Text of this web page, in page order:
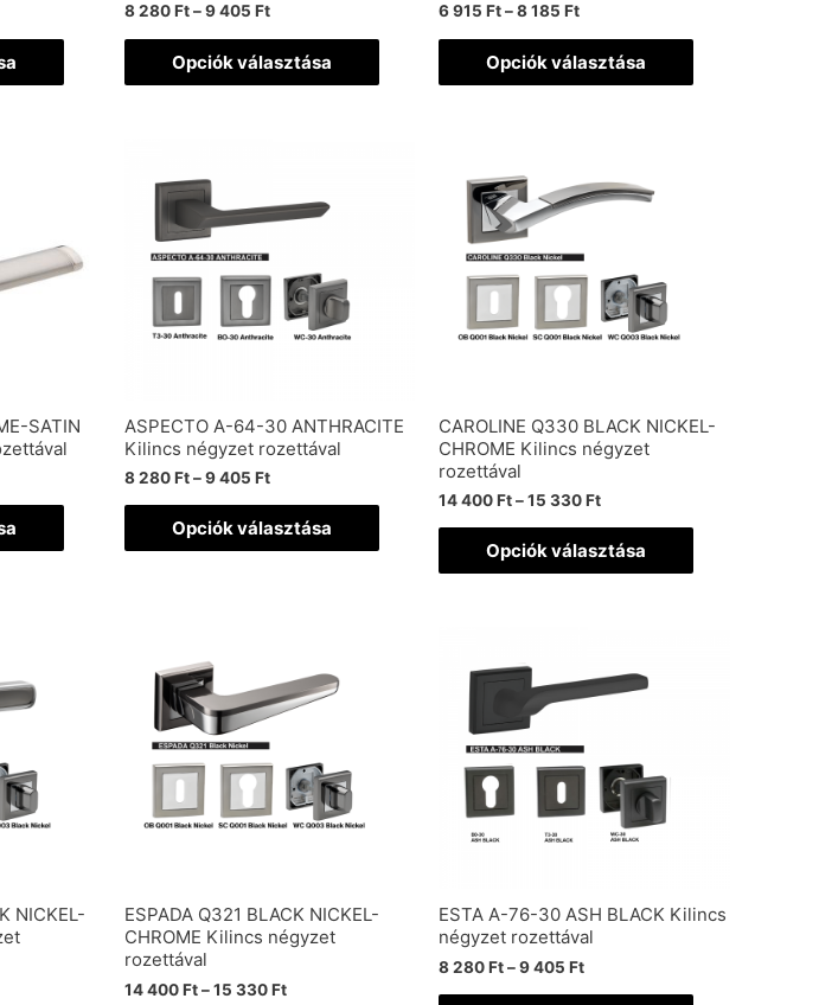
8 280Ft–9 405 Ft
Opciók választása
6 915Ft–8 185Ft
Opciók választása
SATIN
ASPECTO A-64-30 ANTHRACITE
Kilincs négyzet rozettával
8 280Ft–9 405 Ft
Opciók választása
CAROLINE Q330 BLACK NICKEL-
CHROME Kilincs négyzet
rozettával
14 400Ft–15 330Ft
Opciók választása
NICKEL-
ESPADA Q321 BLACK NICKEL-
CHROME Kilincs négyzet
rozettával
14 400Ft–15 330Ft
ESTA A-76-30 ASH BLACK Kilincs
négyzet rozettával
8 280Ft–9 405Ft